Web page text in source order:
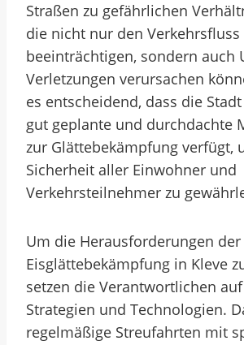
Straßen zu gefährlichen
die nicht nur den Verkehrsfluss
beeinträchtigen, sondern auch
Verletzungen verursachen
es entscheidend, dass die
gut geplante und durchdachte
zur Glättebekämpfung verfügt,
Sicherheit aller Einwohner und
Verkehrsteilnehmer zu
Um die Herausforderungen der
Eisglättebekämpfung in Kleve
setzen die Verantwortlichen
Strategien und Technologien.
regelmäßige Streufahrten mit